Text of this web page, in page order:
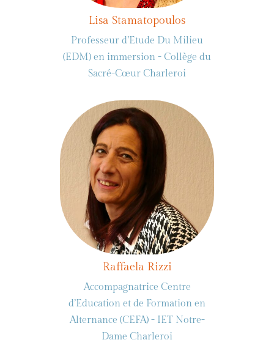
Lisa Stamatopoulos
Professeur d’Etude Du Milieu
(EDM) en immersion - Collège du
Sacré-Cœur Charleroi
Raffaela Rizzi
Accompagnatrice Centre
d’Education et de Formation en
Alternance (CEFA) - IET Notre-
Dame Charleroi